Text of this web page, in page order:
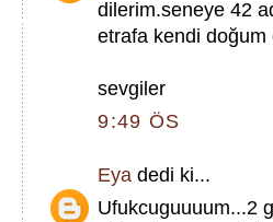
dilerim.seneye 42
etrafa kendi doğum
sevgiler
9:49 ÖS
Eya dedi ki...
Ufukcuguuuum...2